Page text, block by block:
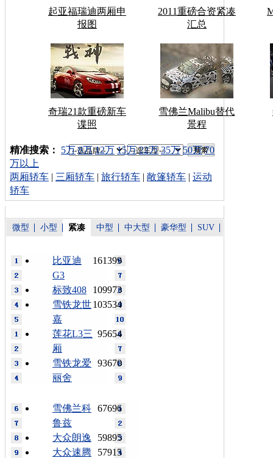
起亚福瑞迪两厢申
报图
2011重磅合资紧凑
汇总
奇瑞21款重磅新车
谍照
雪佛兰Malibu替代
景程
车型搜索：
精准搜索： 5万 8万 12万 15万 22万 35万 50万 70
万以上
两厢轿车 | 三厢轿车 | 旅行轿车 | 敞篷轿车 | 运动
轿车
微型 小型 紧凑 中型 中大型 豪华型 SUV
161399
比亚迪
G3
109973
标致408
103534
雪铁龙世
嘉
95654
莲花L3三
厢
93670
雪铁龙爱
丽舍
67696
雪佛兰科
鲁兹
59895
大众朗逸
57915
大众速腾